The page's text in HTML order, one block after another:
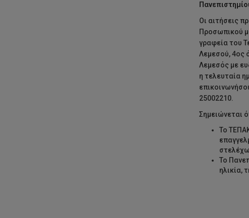
Οι αιτήσεις
Προσωπικού
γραφεία του
Λεμεσού, 4ος
Λεμεσός με
η τελευταία
25002210.
Σημειώνεται
Το
Το
ηλικία,